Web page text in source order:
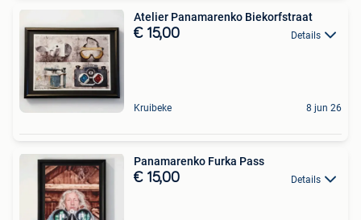
Atelier Panamarenko Biekorfstraat
€ 15,00 Details
Kruibeke 8 jun 26
Panamarenko Furka Pass
€ 15,00 Details